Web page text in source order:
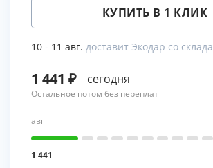
КУПИТЬ В 1 КЛИК
10 - 11 авг. доставит Экодар со склада
1 441 сегодня
Остальное потом без переплат
авг
1 441